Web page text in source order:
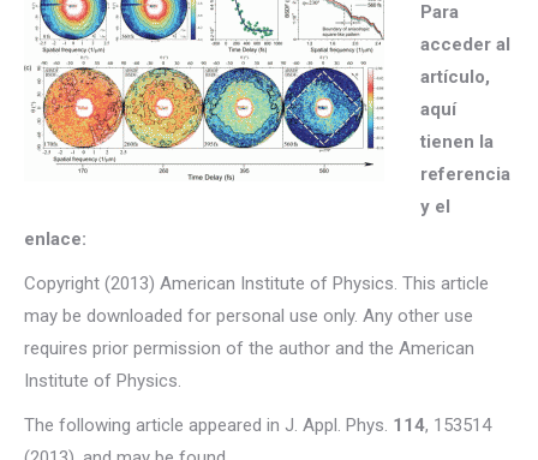
Para
acceder al
artículo,
aquí
tienen la
referencia
y el
enlace:
Copyright (2013) American Institute of Physics. This article
may be downloaded for personal use only. Any other use
requires prior permission of the author and the American
Institute of Physics.
The following article appeared in J. Appl. Phys. 114, 153514